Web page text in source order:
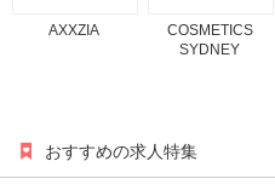
AXXZIA
COSMETICS
SYDNEY
おすすめの求人特集